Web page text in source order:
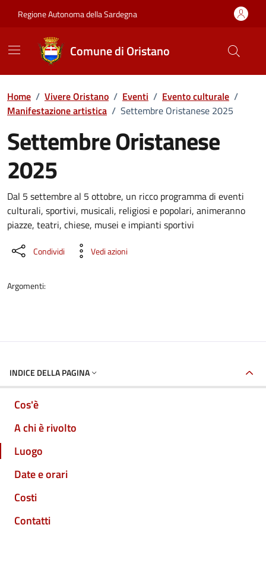
Regione Autonoma della Sardegna
Comune di Oristano
Home / Vivere Oristano / Eventi / Evento culturale /
Manifestazione artistica / Settembre Oristanese 2025
Settembre Oristanese
2025
Dettaglio dell'evento
Dal 5 settembre al 5 ottobre, un ricco programma di eventi
culturali, sportivi, musicali, religiosi e popolari, animeranno
piazze, teatri, chiese, musei e impianti sportivi
Condividi Vedi azioni
Argomenti:
INDICE DELLA PAGINA
Cos'è
A chi è rivolto
Luogo
Date e orari
Costi
Contatti